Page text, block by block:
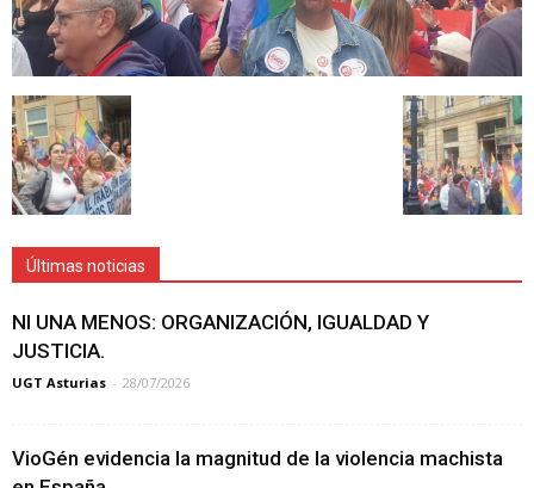
Últimas noticias
NI UNA MENOS: ORGANIZACIÓN, IGUALDAD Y
JUSTICIA.
UGT Asturias - 28/07/2026
VioGén evidencia la magnitud de la violencia machista